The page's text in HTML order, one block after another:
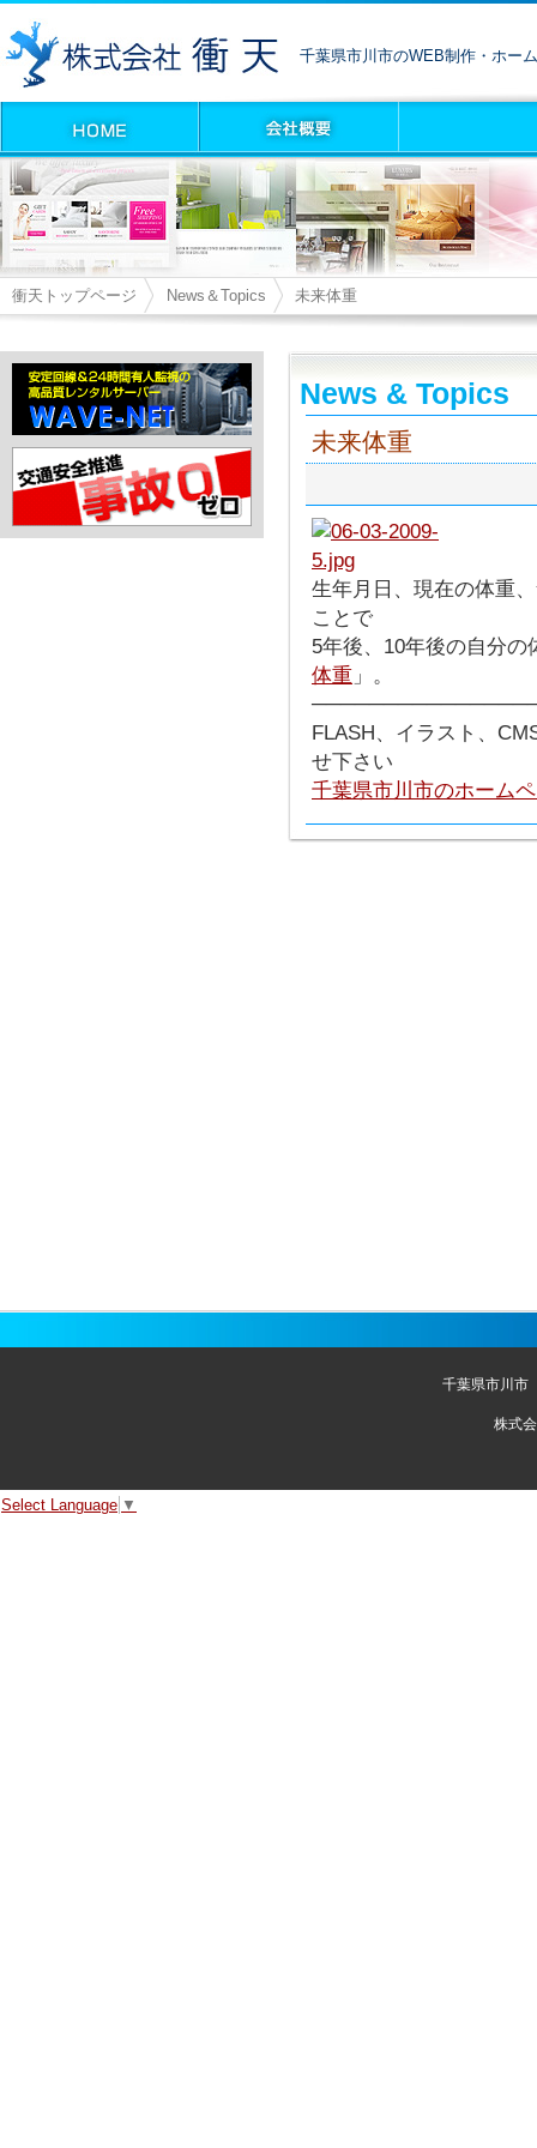
千葉県市川市のWEB制作・ホー
衝天トップページ News＆Topics 未来体重
News & Topics
未来体重
生年月日、現在の体重
ことで
5年後、10年後の自分
体重 」。
FLASH、イラスト、
せ下さい
千葉県市川市のホーム
千葉県市川市
株式
Select Language ▼